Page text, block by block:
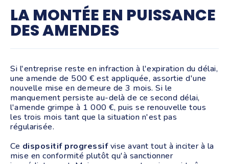
LA MONTÉE EN PUISSANCE
DES AMENDES
Si l'entreprise reste en infraction à l'expiration du délai,
une amende de 500 € est appliquée, assortie d'une
nouvelle mise en demeure de 3 mois. Si le
manquement persiste au-delà de ce second délai,
l'amende grimpe à 1 000 €, puis se renouvelle tous
les trois mois tant que la situation n'est pas
régularisée.
Ce dispositif progressifvise avant tout à inciter à la
mise en conformité plutôt qu'à sanctionner